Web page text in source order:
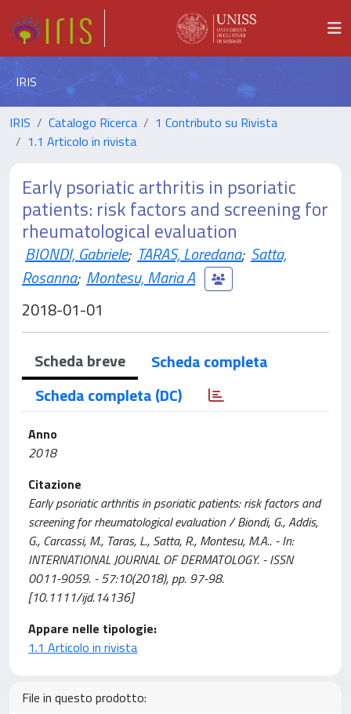
IRIS
IRIS Catalogo Ricerca
1 Contributo su Rivista
1.1 Articolo in rivista
Early psoriatic arthritis in psoriatic
patients: risk factors and screening for
rheumatological evaluation
BIONDI, Gabriele; TARAS, Loredana; Satta,
Rosanna; Montesu, Maria A
2018-01-01
Scheda breve
Scheda completa
Scheda completa (DC)
Anno
2018
Citazione
Early psoriatic arthritis in psoriatic patients: risk factors and
screening for rheumatological evaluation / Biondi, G., Addis,
G., Carcassi, M., Taras, L., Satta, R., Montesu, M.A.. - In:
INTERNATIONAL JOURNAL OF DERMATOLOGY. - ISSN
0011-9059. - 57:10(2018), pp. 97-98.
[10.1111/ijd.14136]
Appare nelle tipologie:
1.1 Articolo in rivista
File in questo prodotto: